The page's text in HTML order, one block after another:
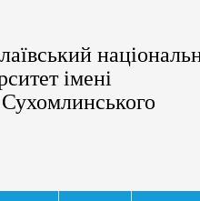
імені